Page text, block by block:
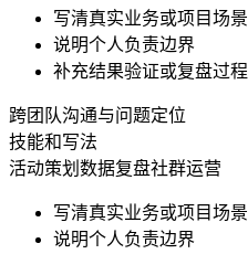
写清真实业务或项目场景
说明个人负责边界
补充结果验证或复盘过程
跨团队沟通与问题定位
技能和写法
活动策划 数据复盘社群运营
写清真实业务或项目场景
说明个人负责边界